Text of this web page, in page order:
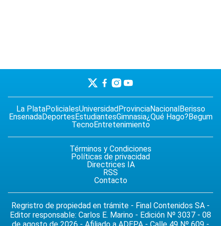
La PlataPolicialesUniversidadProvinciaNacionalBerisso
EnsenadaDeportesEstudiantesGimnasia¿Qué Hago?Begum
TecnoEntretenimiento
Términos y Condiciones
Políticas de privacidad
Directrices IA
RSS
Contacto
Regristro de propiedad en trámite - Final Contenidos SA -
Editor responsable: Carlos E. Marino - Edición Nº 3037 - 08